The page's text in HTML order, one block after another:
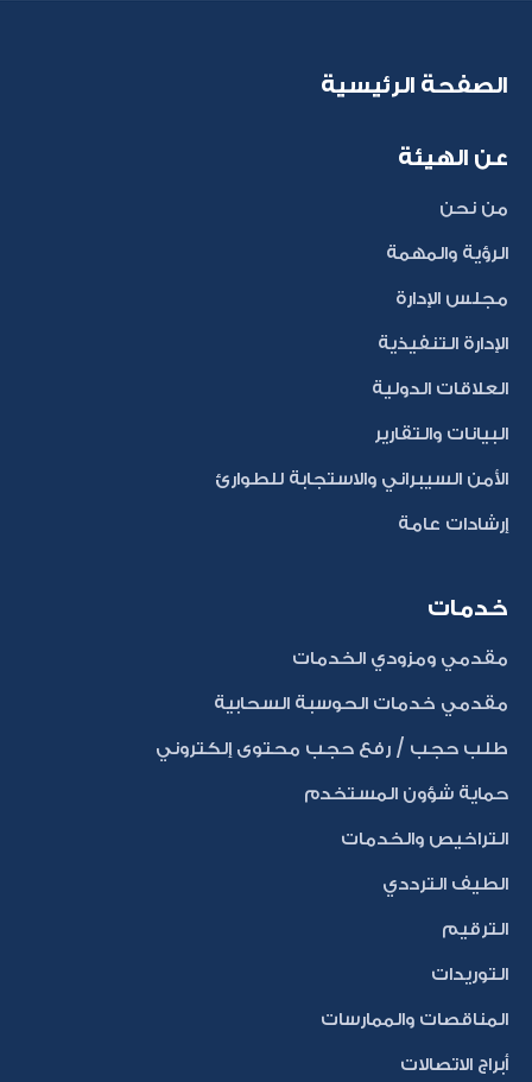
الصفحة الرئيسية
عن الهيئة
من نحن
الرؤية والمهمة
مجلس الإدارة
الإدارة التنفيذية
العلاقات الدولية
البيانات والتقارير
الأمن السيبراني والاستجابة للطوارئ
إرشادات عامة
خدمات
مقدمي ومزودي الخدمات
مقدمي خدمات الحوسبة السحابية
طلب حجب / رفع حجب محتوى إلكتروني
حماية شؤون المستخدم
التراخيص والخدمات
الطيف الترددي
الترقيم
التوريدات
المناقصات والممارسات
أبراج الاتصالات